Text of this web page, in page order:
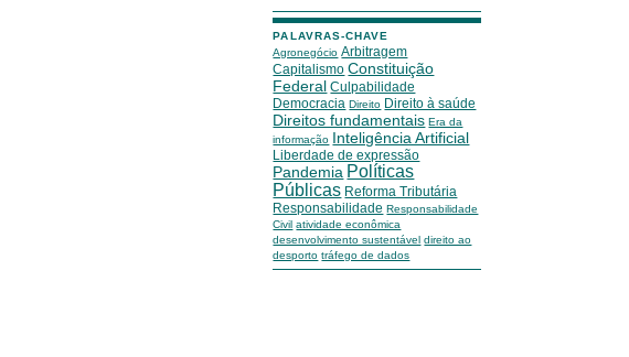
PALAVRAS-CHAVE
Agronegócio Arbitragem
Capitalismo Constituição
Federal Culpabilidade
Democracia Direito Direito à saúde
Direitos fundamentais Era da
informação Inteligência Artificial
Liberdade de expressão
Pandemia Políticas
Públicas Reforma Tributária
Responsabilidade Responsabilidade
Civil atividade econômica
desenvolvimento sustentável direito ao
desporto tráfego de dados